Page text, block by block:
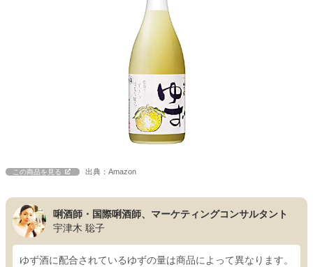
この商品を見る 出典：Amazon
唎酒師・国際唎酒師、マーケティングコンサルタント
宇津木 聡子
ゆず酒に配合されているゆずの量は商品によって異なります。